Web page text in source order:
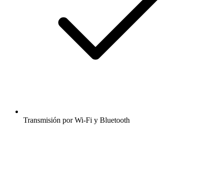
Transmisión por Wi-Fi y Bluetooth